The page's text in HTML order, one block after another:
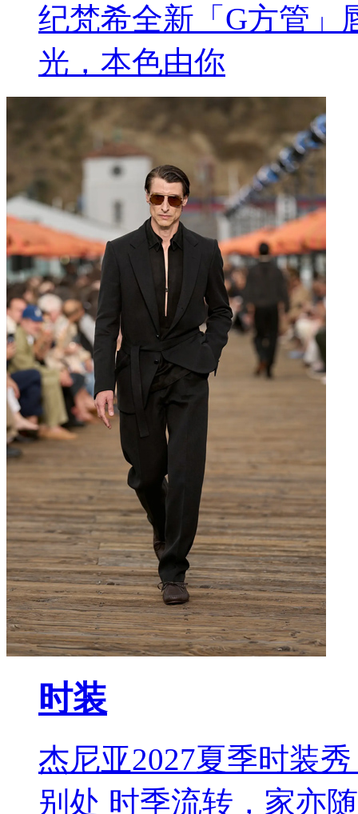
纪梵希全新「G方管」
光，本色由你
时装
杰尼亚2027夏季时装
别处 时季流转，家亦